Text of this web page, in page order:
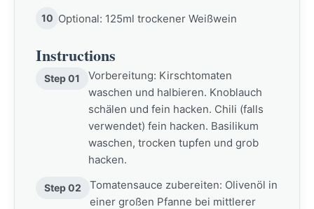
10 Optional: 125ml trockener Weißwein
Instructions
Step 01
Vorbereitung: Kirschtomaten
waschen und halbieren. Knoblauch
schälen und fein hacken. Chili (falls
verwendet) fein hacken. Basilikum
waschen, trocken tupfen und grob
hacken.
Step 02
Tomatensauce zubereiten: Olivenöl in
einer großen Pfanne bei mittlerer